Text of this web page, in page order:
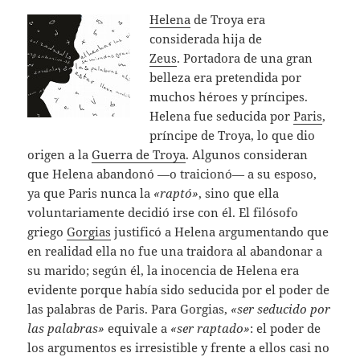
Helena de Troya era
considerada hija de
Zeus. Portadora de una gran
belleza era pretendida por
muchos héroes y príncipes.
Helena fue seducida porParis,
príncipe de Troya, lo que dio
origen a laGuerra de Troya. Algunos consideran
que Helena abandonó —o traicionó— a su esposo,
ya que Paris nunca la «raptó», sino que ella
voluntariamente decidió irse con él. El filósofo
griegoGorgias justificó a Helena argumentando que
en realidad ella no fue una traidora al abandonar a
su marido; según él, la inocencia de Helena era
evidente porque había sido seducida por el poder de
las palabras de Paris. Para Gorgias, «ser seducido por
las palabras» equivale a «ser raptado»: el poder de
los argumentos es irresistible y frente a ellos casi no